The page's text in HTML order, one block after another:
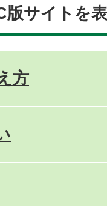
版サイトを
方